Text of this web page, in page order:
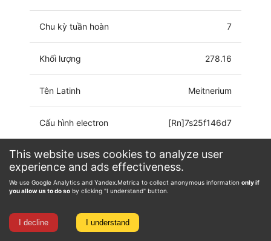
This website uses cookies to analyze user
experience and ads effectiveness.
We use Google Analytics and Yandex.Metrica to collect anonymous information only if
you allow us to do so by clicking "I understand" button.
I decline I understand
Chu kỳ tuần hoàn 7
Khối lượng 278.16
Tên Latinh Meitnerium
Cấu hình electron [Rn]7s25f146d7
Trạng thái ôxy hóa 0, 1, 3, 4, 6, 8, 9